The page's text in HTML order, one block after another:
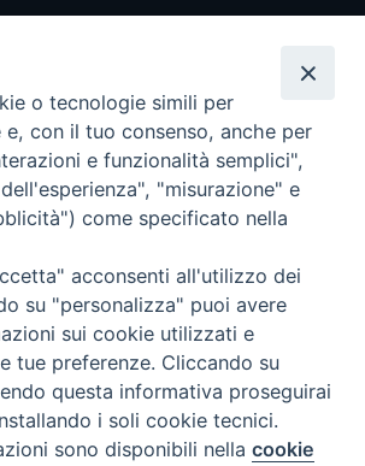
2019 - Tutti i diritti riservati - Vita
Torna
Preferenze Cookie
o tecnologie simili per
con il tuo consenso, anche per
e funzionalità semplici",
"misurazione" e
come specificato nella
acconsenti all'utilizzo dei
su "personalizza" puoi avere
sui cookie utilizzati e
tue preferenze. Cliccando su
questa informativa proseguirai
i soli cookie tecnici.
sono disponibili nellacookie